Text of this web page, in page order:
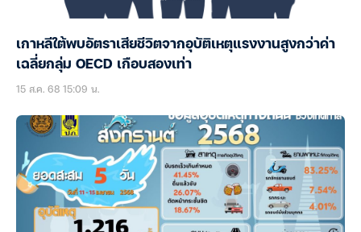
เกาหลีใต้พบอัตราเสียชีวิตจากอุบัติเหตุแรงงานสูงกว่าค่า
เฉลี่ยกลุ่ม OECD เกือบสองเท่า
15 ส.ค. 68 15:09 น.